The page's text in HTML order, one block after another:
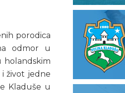
porodica
odmor u
holandskim
život jedne
Kladuše u